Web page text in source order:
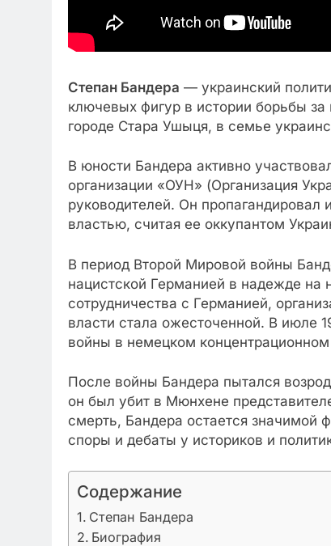
Степан Бандера — украинский
ключевых фигур в истории борьбы за
городе Стара Ушыця, в семье
В юности Бандера активно
организации «ОУН» (Организация
руководителей. Он пропагандировал
властью, считая ее оккупантом
В период Второй Мировой войны
нацистской Германией в надежде на
сотрудничества с Германией,
власти стала ожесточенной. В июле
войны в немецком концентрационном
После войны Бандера пытался
он был убит в Мюнхене
смерть, Бандера остается значимой
споры и дебаты у историков и
Содержание
Степан Бандера
Биография